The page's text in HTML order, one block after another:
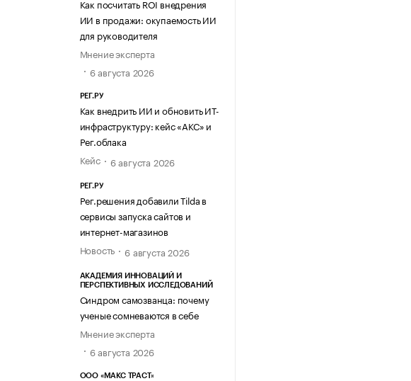
Как посчитать ROI внедрения
ИИ в продажи: окупаемость ИИ
для руководителя
Мнение эксперта
6 августа 2026
РЕГ.РУ
Как внедрить ИИ и обновить ИТ-
инфраструктуру: кейс «АКС» и
Рег.облака
Кейс
6 августа 2026
РЕГ.РУ
Рег.решения добавили Tilda в
сервисы запуска сайтов и
интернет-магазинов
Новость
6 августа 2026
АКАДЕМИЯ ИННОВАЦИЙ И
ПЕРСПЕКТИВНЫХ ИССЛЕДОВАНИЙ
Синдром самозванца: почему
ученые сомневаются в себе
Мнение эксперта
6 августа 2026
ООО «МАКС ТРАСТ»